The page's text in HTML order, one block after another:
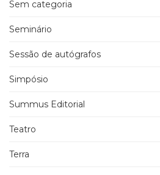
Sem categoria
Seminário
Sessão de autógrafos
Simpósio
Summus Editorial
Teatro
Terra